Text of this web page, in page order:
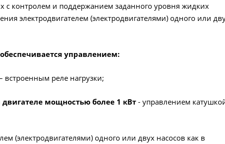
с контролем и поддержанием заданного уровня жидких
электродвигателем (электродвигателями) одного или
управлением:
встроенным реле нагрузки;
мощностью более 1 кВт - управлением
(электродвигателями) одного или двух насосов как в